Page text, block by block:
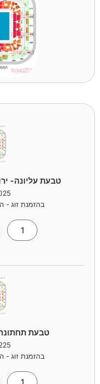
טבעת עליונה-
בהזמנת זוג -
טבעת
בהזמנת זוג -